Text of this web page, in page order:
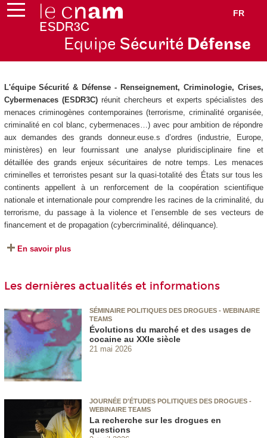
FR
Equipe Sécurité Défense
L'équipe Sécurité & Défense - Renseignement, Criminologie, Crises,
Cybermenaces (ESDR3C)réunit chercheurs et experts spécialistes des
menaces criminogènes contemporaines (terrorisme, criminalité organisée,
criminalité en col blanc, cybermenaces…) avec pour ambition de répondre
aux demandes des grands donneur.euse.s d’ordres (industrie, Europe,
ministères) en leur fournissant une analyse pluridisciplinaire fine et
détaillée des grands enjeux sécuritaires de notre temps. Les menaces
criminelles et terroristes pesant sur la quasi-totalité des États sur tous les
continents appellent à un renforcement de la coopération scientifique
nationale et internationale pour comprendre les racines de la criminalité, du
terrorisme, du passage à la violence et l’ensemble de ses vecteurs de
financement et de propagation (cybercriminalité, délinquance).
En savoir plus
Les dernières actualités et informations
SÉMINAIRE POLITIQUES DES DROGUES - WEBINAIRE
TEAMS
Évolutions du marché et des usages de
cocaine au XXIe siècle
21 mai 2026
JOURNÉE D'ÉTUDES POLITIQUES DES DROGUES -
WEBINAIRE TEAMS
La recherche sur les drogues en
questions